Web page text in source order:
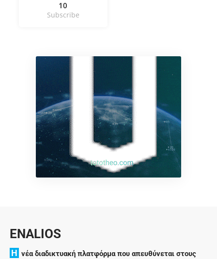
10
Subscribe
ENALIOS
H νέα διαδικτυακή πλατφόρμα που απευθύνεται στους